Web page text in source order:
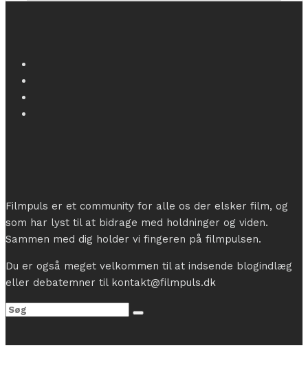
Filmpuls er et community for alle os der elsker film, og
som har lyst til at bidrage med holdninger og viden.
Sammen med dig holder vi fingeren på filmpulsen.
Du er også meget velkommen til at indsende blogindlæg
eller debatemner til kontakt@filmpuls.dk